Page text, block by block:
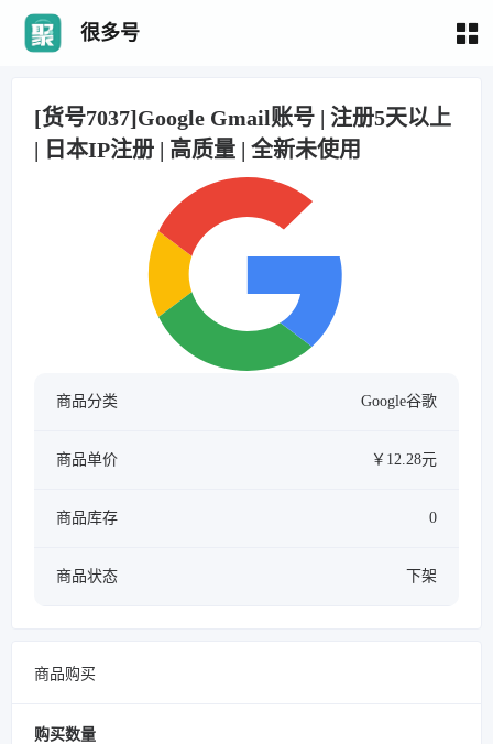
很多号
[货号7037]Google Gmail账号 | 注册5天以上
| 日本IP注册 | 高质量 | 全新未使用
商品分类 Google谷歌
商品单价 ￥12.28元
商品库存 0
商品状态 下架
商品购买
购买数量